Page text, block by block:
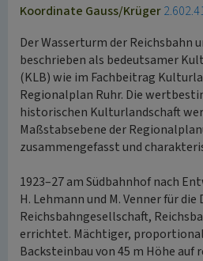
Koordinate Gauss/Krüger
Der Wasserturm der Reichsbahn
beschrieben als bedeutsamer
(KLB) wie im Fachbeitrag
Regionalplan Ruhr. Die
historischen Kulturlandschaft
Maßstabsebene der
zusammengefasst und
1923–27 am Südbahnhof nach
H. Lehmann und M. Venner für die
Reichsbahngesellschaft,
errichtet. Mächtiger,
Backsteinbau von 45 m Höhe auf